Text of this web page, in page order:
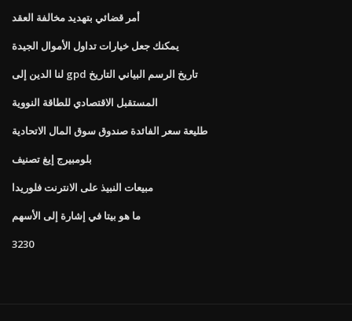
أمر قضائي بتهديد مخالفة العقد
يمكنك جعل خيارات تداول الأموال الجيدة
لنا الدين إلى gpd تاريخ الرسم البياني التاريخ
المستقبل الاقتصادي للطاقة النووية
طليعة سعر الفائدة صندوق سوق المال الاتحادية
بلومبيرج إيغ تصنيف
مبيعات النبيذ على الانترنت فلوريدا
ما هو بيتا في إشارة إلى الأسهم
3230